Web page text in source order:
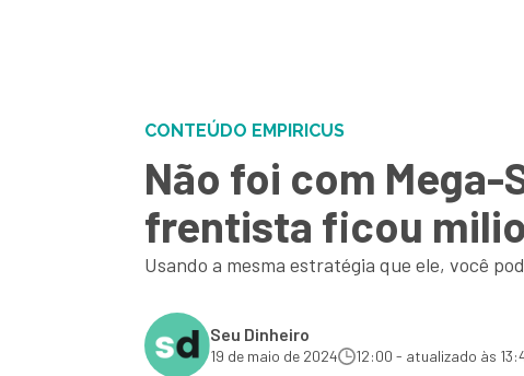
CONTEÚDO EMPIRICUS
Não foi com
frentista ficou
Usando a mesma estratégia que ele, você
Seu Dinheiro
19 de maio de 2024 12:00 - atualizado às